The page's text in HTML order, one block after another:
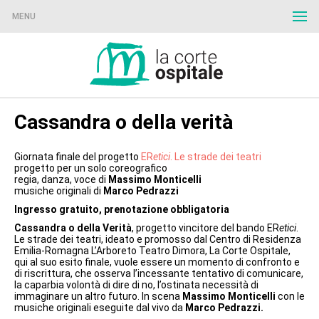
MENU
Cassandra o della verità
Giornata finale del progetto ERetici. Le strade dei teatri
progetto per un solo coreografico
regia, danza, voce di Massimo Monticelli
musiche originali di Marco Pedrazzi
Ingresso gratuito, prenotazione obbligatoria
Cassandra o della Verità, progetto vincitore del bando ERetici.
Le strade dei teatri, ideato e promosso dal Centro di Residenza
Emilia-Romagna L’Arboreto Teatro Dimora, La Corte Ospitale,
qui al suo esito finale, vuole essere un momento di confronto e
di riscrittura, che osserva l’incessante tentativo di comunicare,
la caparbia volontà di dire di no, l’ostinata necessità di
immaginare un altro futuro. In scena Massimo Monticelli con le
musiche originali eseguite dal vivo da Marco Pedrazzi.